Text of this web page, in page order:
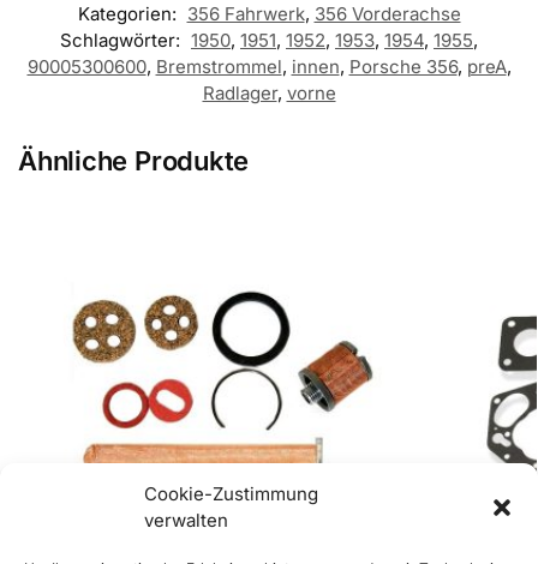
Cookie-Zustimmung
verwalten
Kategorien: 356 Fahrwerk, 356 Vorderachse
Schlagwörter: 1950, 1951, 1952, 1953, 1954, 1955,
90005300600, Bremstrommel, innen, Porsche 356, preA,
Radlager, vorne
Ähnliche Produkte